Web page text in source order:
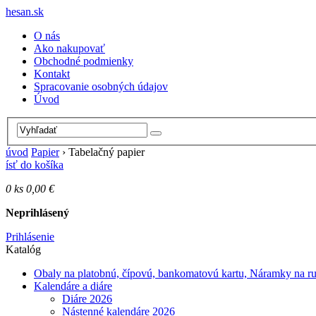
hesan.sk
O nás
Ako nakupovať
Obchodné podmienky
Kontakt
Spracovanie osobných údajov
Úvod
úvod Papier› Tabelačný papier
ísť do košíka
0 ks 0,00 €
Neprihlásený
Prihlásenie
Katalóg
Obaly na platobnú, čípovú, bankomatovú kartu, Náramky na
Kalendáre a diáre
Diáre 2026
Nástenné kalendáre 2026